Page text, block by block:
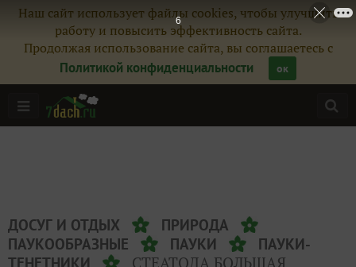
Наш сайт использует файлы cookies, чтобы улучшить
работу и повысить эффективность сайта.
Продолжая использование сайта, вы соглашаетесь с
Политикой конфиденциальности
ок
ДОСУГ И ОТДЫХ
ПРИРОДА
ПАУКООБРАЗНЫЕ
ПАУКИ
ПАУКИ-
ТЕНЕТНИКИ
СТЕАТОДА БОЛЬШАЯ
6